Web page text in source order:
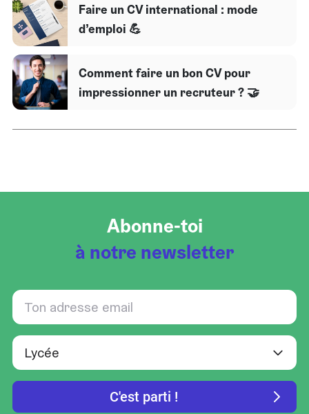
Faire un CV international : mode
d’emploi 💪
Comment faire un bon CV pour
impressionner un recruteur ? 🤝
Abonne-toi
à notre newsletter